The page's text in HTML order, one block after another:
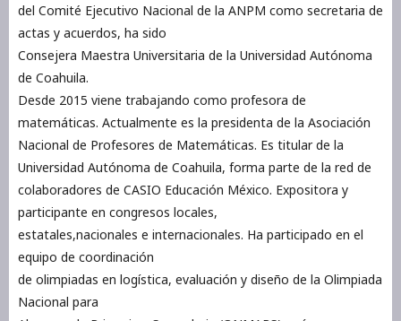
del Comité Ejecutivo Nacional de la ANPM como secretaria de
actas y acuerdos, ha sido
Consejera Maestra Universitaria de la Universidad Autónoma
de Coahuila.
Desde 2015 viene trabajando como profesora de
matemáticas. Actualmente es la presidenta de la Asociación
Nacional de Profesores de Matemáticas. Es titular de la
Universidad Autónoma de Coahuila, forma parte de la red de
colaboradores de CASIO Educación México. Expositora y
participante en congresos locales,
estatales,nacionales e internacionales. Ha participado en el
equipo de coordinación
de olimpiadas en logística, evaluación y diseño de la Olimpiada
Nacional para